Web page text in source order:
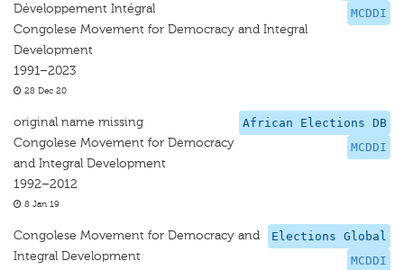
MCDDI
Développement Intégral
Congolese Movement for Democracy and Integral
Development
1991–2023
28 Dec 20
African Elections DB
MCDDI
original name missing
Congolese Movement for Democracy
and Integral Development
1992–2012
8 Jan 19
Elections Global
MCDDI
Congolese Movement for Democracy and
Integral Development